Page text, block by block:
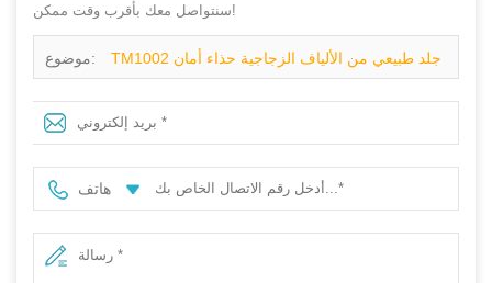
سنتواصل معك بأقرب وقت ممكن!
موضوع: TM1002 جلد طبيعي من الألياف الزجاجية حذاء أمان
مضاد للثقب مقاوم للماء للرجال
هاتف